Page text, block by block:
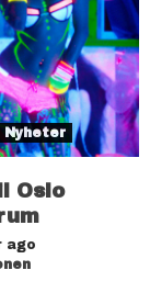
Nyheter
Oslo
ago